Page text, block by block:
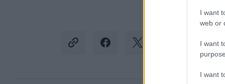
I want
web or
I want
I want